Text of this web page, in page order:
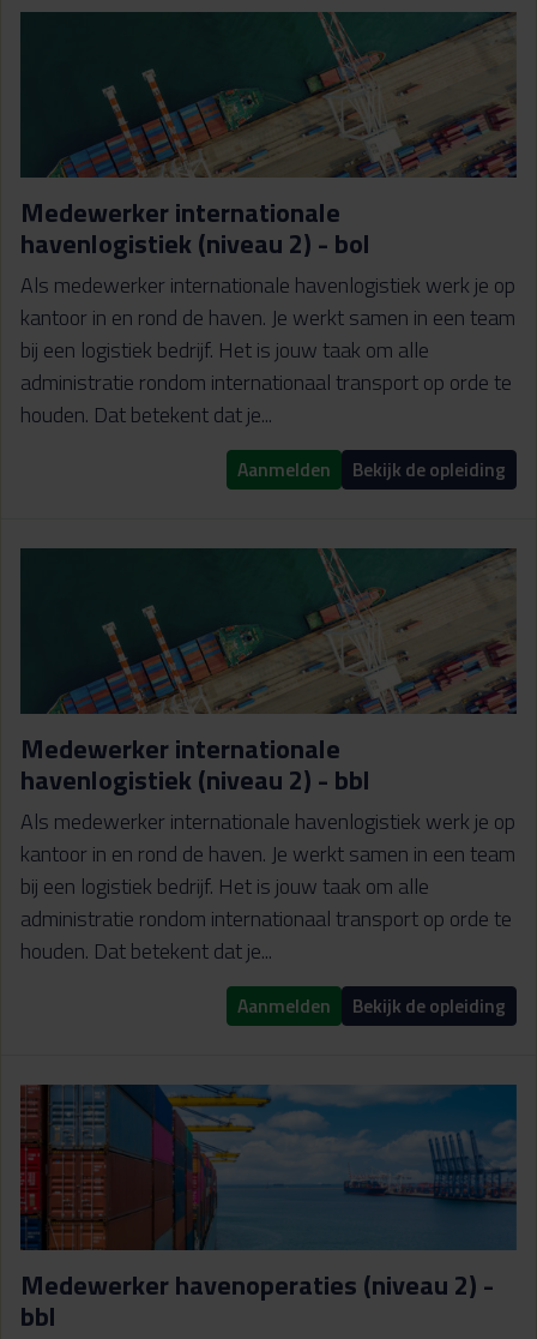
Medewerker internationale
havenlogistiek (niveau 2) - bol
Als medewerker internationale havenlogistiek werk je op
kantoor in en rond de haven. Je werkt samen in een team
bij een logistiek bedrijf. Het is jouw taak om alle
administratie rondom internationaal transport op orde te
houden. Dat betekent dat je...
Aanmelden Bekijk de opleiding
Medewerker internationale
havenlogistiek (niveau 2) - bbl
Als medewerker internationale havenlogistiek werk je op
kantoor in en rond de haven. Je werkt samen in een team
bij een logistiek bedrijf. Het is jouw taak om alle
administratie rondom internationaal transport op orde te
houden. Dat betekent dat je...
Aanmelden Bekijk de opleiding
Medewerker havenoperaties (niveau 2) -
bbl